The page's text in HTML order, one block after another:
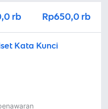
rb Rp650,0 rb
Kata Kunci